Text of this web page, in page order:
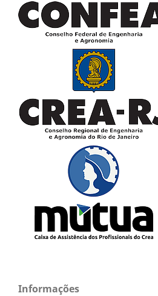
Informações